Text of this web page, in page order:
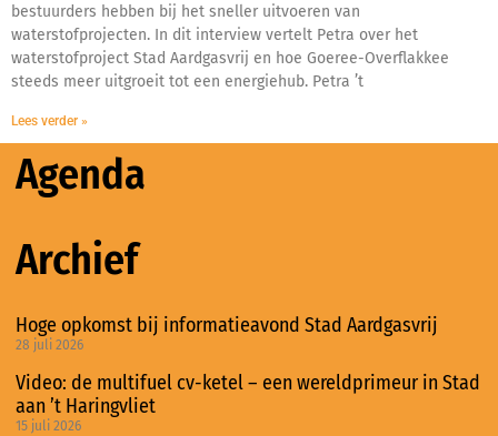
bestuurders hebben bij het sneller uitvoeren van
waterstofprojecten. In dit interview vertelt Petra over het
waterstofproject Stad Aardgasvrij en hoe Goeree-Overflakkee
steeds meer uitgroeit tot een energiehub. Petra ’t
Lees verder »
Agenda
Archief
Hoge opkomst bij informatieavond Stad Aardgasvrij
28 juli 2026
Video: de multifuel cv-ketel – een wereldprimeur in Stad
aan ’t Haringvliet
15 juli 2026